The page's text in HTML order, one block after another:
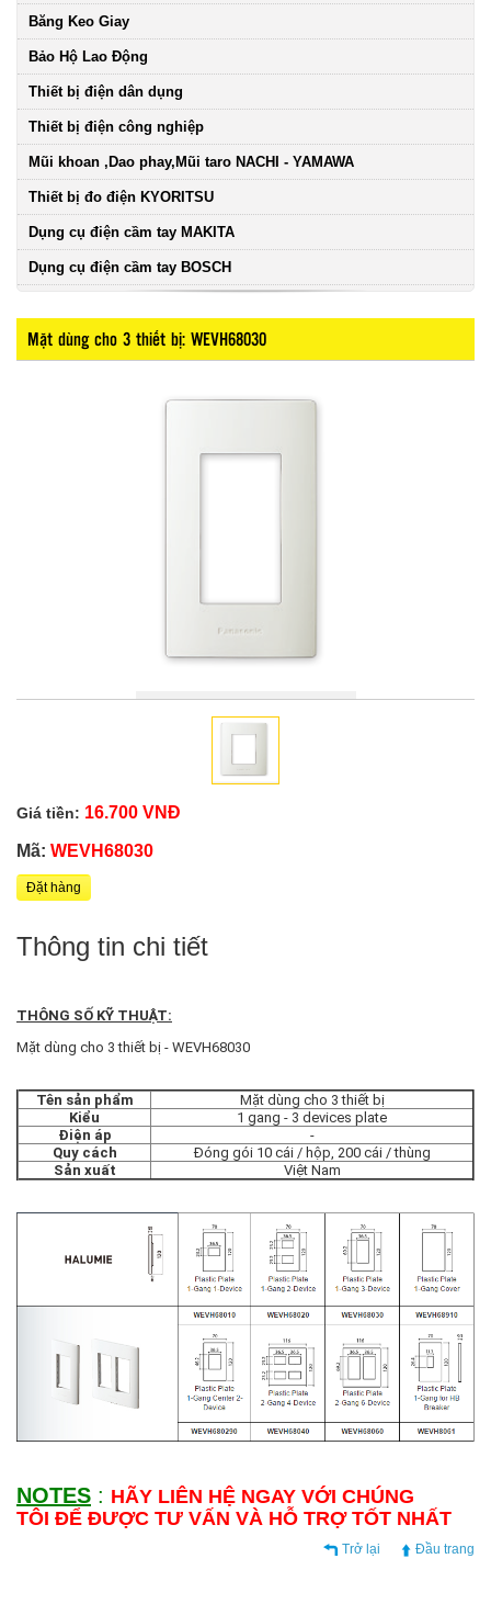
Băng Keo Giay
Bảo Hộ Lao Động
Thiết bị điện dân dụng
Thiết bị điện công nghiệp
Mũi khoan ,Dao phay,Mũi taro NACHI - YAMAWA
Thiết bị đo điện KYORITSU
Dụng cụ điện cầm tay MAKITA
Dụng cụ điện cầm tay BOSCH
Mặt dùng cho 3 thiết bị: WEVH68030
Giá tiền: 16.700 VNĐ
Mã: WEVH68030
Đặt hàng
Thông tin chi tiết
THÔNG SỐ KỸ THUẬT:
Mặt dùng cho 3 thiết bị - WEVH68030
Tên sản phẩm
Mặt dùng cho 3 thiết bị
Kiểu
1 gang - 3 devices plate
Điện áp
-
Quy cách
Đóng gói 10 cái / hộp, 200 cái / thùng
Sản xuất
Việt Nam
NOTES : HÃY LIÊN HỆ NGAY VỚI CHÚNG
TÔI ĐỂ ĐƯỢC TƯ VẤN VÀ HỖ TRỢ TỐT NHẤT
Trở lại Đầu trang